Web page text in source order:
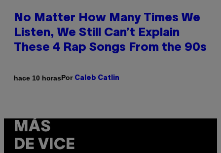
No Matter How Many Times We
Listen, We Still Can’t Explain
These 4 Rap Songs From the 90s
hace 10 horasPor Caleb Catlin
MÁS
DE VICE